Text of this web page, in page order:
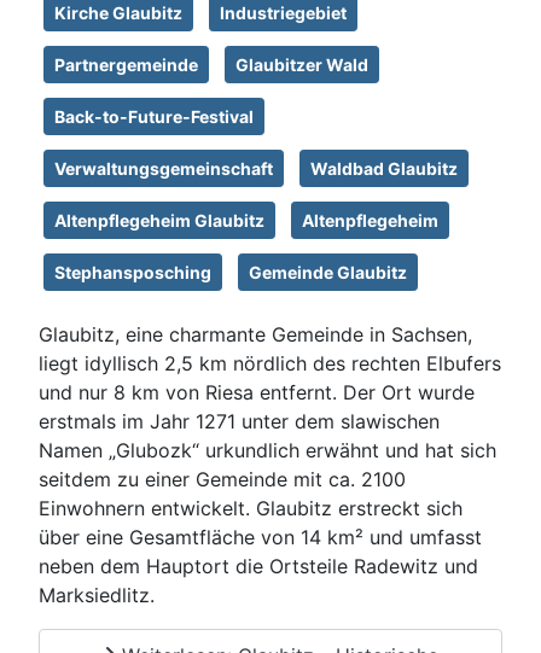
Kirche Glaubitz Industriegebiet
Partnergemeinde Glaubitzer Wald
Back-to-Future-Festival
Verwaltungsgemeinschaft Waldbad Glaubitz
Altenpflegeheim Glaubitz Altenpflegeheim
Stephansposching Gemeinde Glaubitz
Glaubitz, eine charmante Gemeinde in Sachsen,
liegt idyllisch 2,5 km nördlich des rechten Elbufers
und nur 8 km von Riesa entfernt. Der Ort wurde
erstmals im Jahr 1271 unter dem slawischen
Namen „Glubozk“ urkundlich erwähnt und hat sich
seitdem zu einer Gemeinde mit ca. 2100
Einwohnern entwickelt. Glaubitz erstreckt sich
über eine Gesamtfläche von 14 km² und umfasst
neben dem Hauptort die Ortsteile Radewitz und
Marksiedlitz.